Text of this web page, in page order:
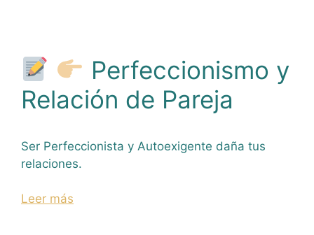
Perfeccionismo y
Relación de Pareja
Ser Perfeccionista y Autoexigente daña tus
relaciones.
Leer más